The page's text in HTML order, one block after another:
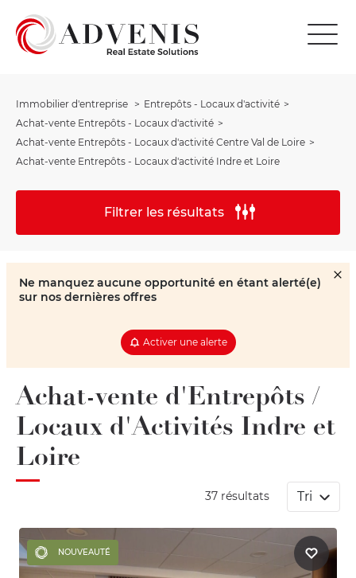
Immobilier d'entreprise
Entrepôts - Locaux d'activité
Achat-vente Entrepôts - Locaux d'activité
Achat-vente Entrepôts - Locaux d'activité Centre Val de Loire
Achat-vente Entrepôts - Locaux d'activité Indre et Loire
Filtrer les résultats
Ne manquez aucune opportunité en étant alerté(e)
sur nos dernières offres
Activer une alerte
Achat-vente d'Entrepôts /
Locaux d'Activités Indre et
Loire
37 résultats Tri
NOUVEAUTÉ